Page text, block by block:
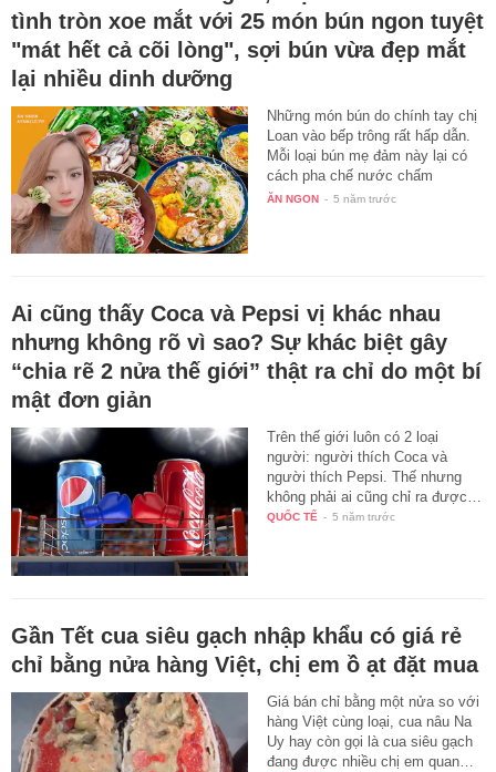
tình tròn xoe mắt với 25 món bún ngon tuyệt
"mát hết cả cõi lòng", sợi bún vừa đẹp mắt
lại nhiều dinh dưỡng
Những món bún do chính tay chị
Loan vào bếp trông rất hấp dẫn.
Mỗi loại bún mẹ đảm này lại có
cách pha chế nước chấm
thơm…
ĂN NGON - 5 năm trước
Ai cũng thấy Coca và Pepsi vị khác nhau
nhưng không rõ vì sao? Sự khác biệt gây
“chia rẽ 2 nửa thế giới” thật ra chỉ do một bí
mật đơn giản
Trên thế giới luôn có 2 loại
người: người thích Coca và
người thích Pepsi. Thế nhưng
không phải ai cũng chỉ ra được…
QUỐC TẾ - 5 năm trước
Gần Tết cua siêu gạch nhập khẩu có giá rẻ
chỉ bằng nửa hàng Việt, chị em ồ ạt đặt mua
Giá bán chỉ bằng một nửa so với
hàng Việt cùng loại, cua nâu Na
Uy hay còn gọi là cua siêu gạch
đang được nhiều chị em quan…